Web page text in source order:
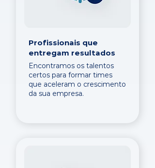
Profissionais que
entregam resultados
Encontramos os talentos
certos para formar times
que aceleram o crescimento
da sua empresa.